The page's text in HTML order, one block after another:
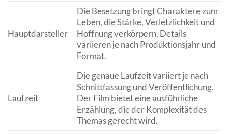
Hauptdarsteller
Die Besetzung bringt Charaktere zum
Leben, die Stärke, Verletzlichkeit und
Hoffnung verkörpern. Details
variieren je nach Produktionsjahr und
Format.
Laufzeit
Die genaue Laufzeit variiert je nach
Schnittfassung und Veröffentlichung.
Der Film bietet eine ausführliche
Erzählung, die der Komplexität des
Themas gerecht wird.